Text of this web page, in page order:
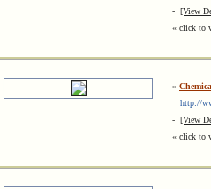
- [View
« click to
»
http://
- [View
« click to